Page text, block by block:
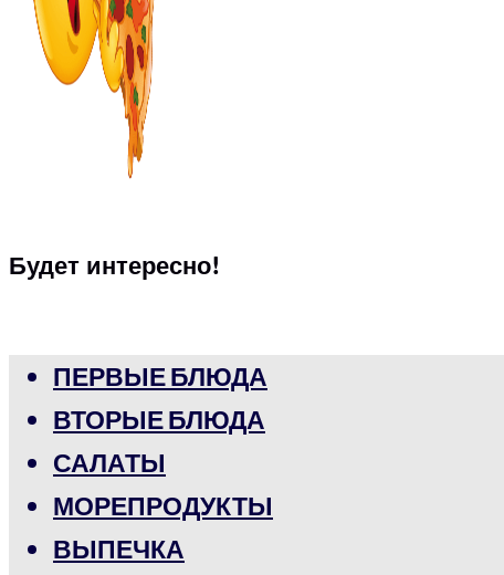
Будет интересно!
ПЕРВЫЕ БЛЮДА
ВТОРЫЕ БЛЮДА
САЛАТЫ
МОРЕПРОДУКТЫ
ВЫПЕЧКА